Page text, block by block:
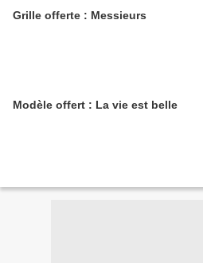
Grille offerte : Messieurs
Modèle offert : La vie est belle